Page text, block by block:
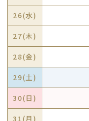
26(水)
27(木)
28(金)
29(土)
30( 日 )
31(月 )